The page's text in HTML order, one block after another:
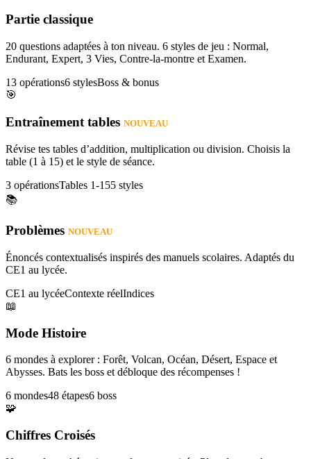
Partie classique
20 questions adaptées à ton niveau. 6 styles de jeu : Normal,
Endurant, Expert, 3 Vies, Contre-la-montre et Examen.
13 opérations6 stylesBoss & bonus
🎯
Entraînement tables NOUVEAU
Révise tes tables d’addition, multiplication ou division. Choisis la
table (1 à 15) et le style de séance.
3 opérationsTables 1-155 styles
📚
Problèmes NOUVEAU
Énoncés contextualisés inspirés des manuels scolaires. Adaptés du
CE1 au lycée.
CE1 au lycéeContexte réelIndices
📖
Mode Histoire
6 mondes à explorer : Forêt, Volcan, Océan, Désert, Espace et
Abysses. Bats les boss et débloque des récompenses !
6 mondes48 étapes6 boss
🧩
Chiffres Croisés